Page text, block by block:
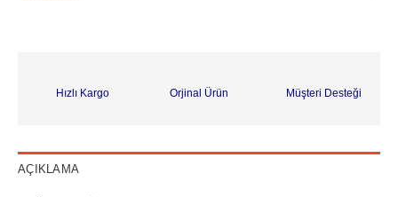
Hızlı Kargo Orjinal Ürün Müşteri Desteği
AÇIKLAMA